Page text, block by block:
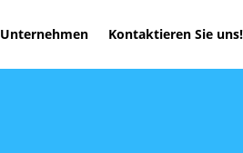
Unternehmen Kontaktieren Sie uns!